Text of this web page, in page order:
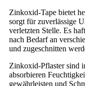
Zinkoxid-Tape bietet
sorgt für zuverlässige
verletzten Stelle. Es
nach Bedarf an
und zugeschnitten
Zinkoxid-Pflaster sind
absorbieren
gewährleisten und